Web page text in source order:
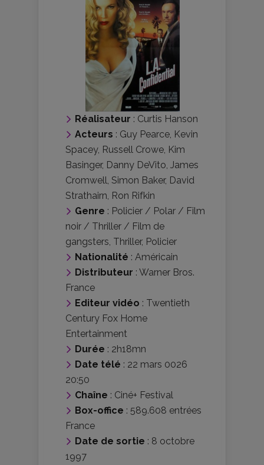
Réalisateur : Curtis Hanson
Acteurs : Guy Pearce Kevin
Spacey, Russell Crowe Kim
Basinger, Danny DeVito James
Cromwell Simon Baker, David
Strathairn Ron Rifkin
Genre : Policier / Polar / Film
noir / Thriller / Film de
gangsters Thriller, Policier
Nationalité : Américain
Distributeur : Warner Bros.
France
Editeur vidéo : Twentieth
Century Fox Home
Entertainment
Durée : 2h18mn
Date télé : 22 mars 0026
20:50
Chaîne : Ciné+ Festival
Box-office : 589.608 entrées
France
Date de sortie : 8 octobre
1997